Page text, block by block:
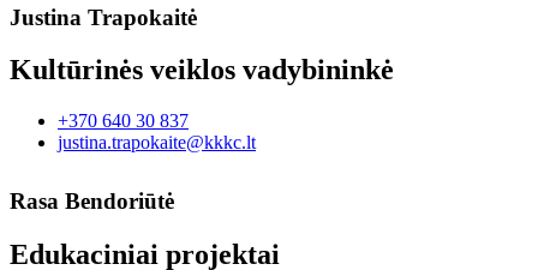
Justina Trapokaitė
Kultūrinės veiklos vadybininkė
+370 640 30 837
justina.trapokaite@kkkc.lt
Rasa Bendoriūtė
Edukaciniai projektai